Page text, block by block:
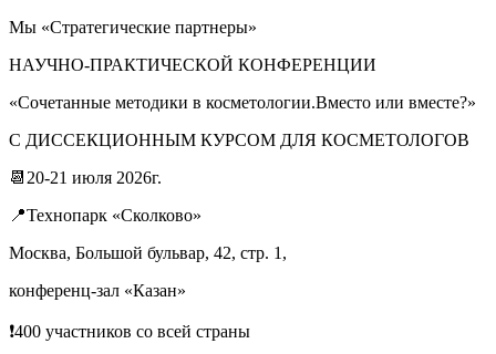
Мы «Стратегические партнеры»
НАУЧНО-ПРАКТИЧЕСКОЙ КОНФЕРЕНЦИИ
«Сочетанные методики в косметологии.Вместо или вместе?»
С ДИССЕКЦИОННЫМ КУРСОМ ДЛЯ КОСМЕТОЛОГОВ
📆20-21 июля 2026г.
📍Технопарк «Сколково»
Москва, Большой бульвар, 42, стр. 1,
конференц-зал «Казан»
❗400 участников со всей страны